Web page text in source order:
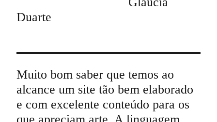
Duarte
Muito bom saber que temos ao
alcance um site tão bem elaborado
e com excelente conteúdo para os
que apreciam arte. A linguagem